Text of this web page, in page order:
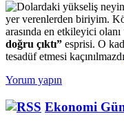
yer verenlerden biriyim.
arasında en etkileyici olanı
doğru çıktı” esprisi. O
tesadüf etmesi
Yorum yapın
Ekonomi